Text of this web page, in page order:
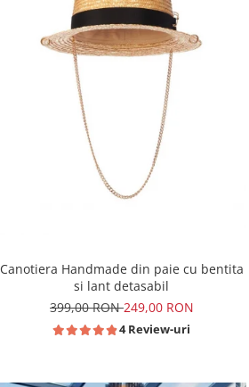
Canotiera Handmade din paie cu bentita
si lant detasabil
399,00 RON249,00 RON
4 Review-uri